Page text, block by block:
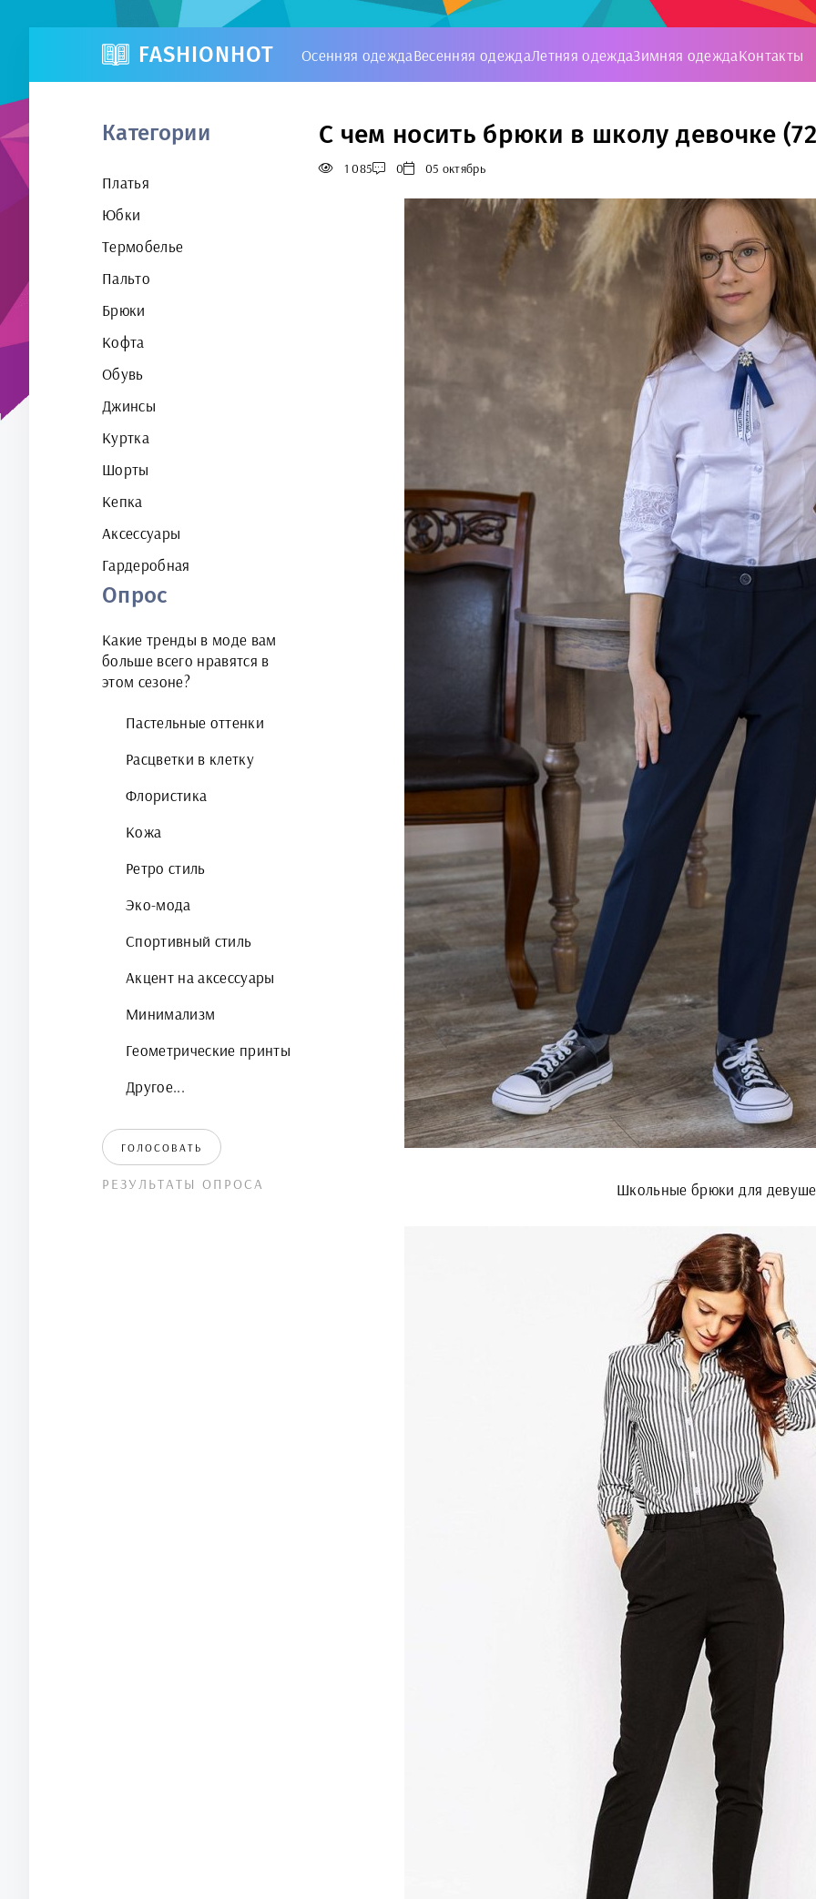
FASHIONHOT Осенняя одеждаВесенняя одеждаЛетняя одеждаЗимняя одеждаКонтакты
Категории
Платья
Юбки
Термобелье
Пальто
Брюки
Кофта
Обувь
Джинсы
Куртка
Шорты
Кепка
Аксессуары
Гардеробная
Опрос
Какие тренды в моде вам
больше всего нравятся в
этом сезоне?
Пастельные оттенки
Расцветки в клетку
Флористика
Кожа
Ретро стиль
Эко-мода
Спортивный стиль
Акцент на аксессуары
Минимализм
Геометрические принты
Другое...
ГОЛОСОВАТЬ
РЕЗУЛЬТАТЫ ОПРОСА
С чем носить брюки в школу девочке
1 085 0 05 октябрь
Школьные брюки для